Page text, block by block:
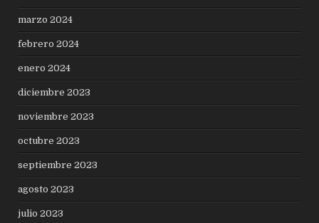
marzo 2024
febrero 2024
enero 2024
diciembre 2023
noviembre 2023
octubre 2023
septiembre 2023
agosto 2023
julio 2023